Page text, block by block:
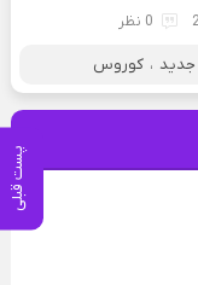
پست قبلی
0 نظر
جدید ، کوروس